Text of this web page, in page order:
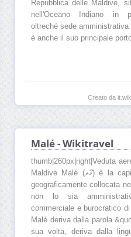
Repubblica delle Maldive,
nell'Oceano Indiano in
oltreché sede
è anche il suo principale
Creato da
Malé - Wikitravel
thumb|260px|right|Veduta
Maldive Malé (މާލ) è la capitale delle Maldive ed è
geograficamente collocata
non lo sia
commerciale e burocratico
Malé deriva dalla parola
sua volta, deriva dalla